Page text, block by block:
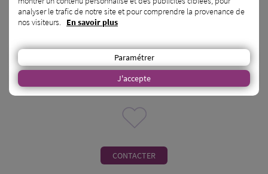
Château-monastère de la Corroirie -
Voyages de noces
Montrésor - 37
Célébrez votre mariage dans l'élégance historique de la Corroirie en
Touraine. Cadre enchanteur, hébergement de charme, et distillerie
artisanale pour une cérémonie inoubliable.
CONTACTER
analyser le trafic de notre site et pour comprendre la provenance de
nos visiteurs. En savoir plus
Paramétrer
J'accepte